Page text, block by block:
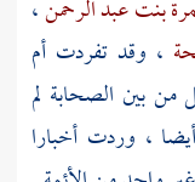
بنت عبد الرحمن،
، وقد تفردت أم
من بين الصحابة لم
، وردت أخبارا